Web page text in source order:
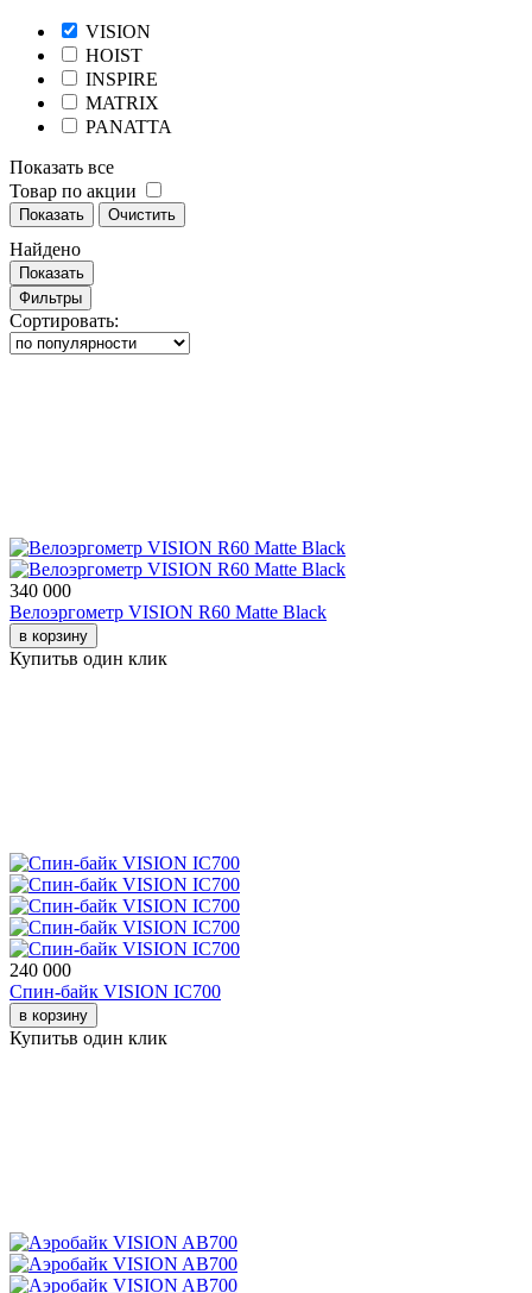
VISION
HOIST
INSPIRE
MATRIX
PANATTA
Показать все
Товар по акции
Показать Очистить
Найдено
Показать
Фильтры
Сортировать:
340 000
Велоэргометр VISION R60 Matte Black
в корзину
Купитьв один клик
240 000
Спин-байк VISION IC700
в корзину
Купитьв один клик